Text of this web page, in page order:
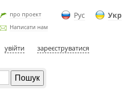
Рус Укр
про проект
Написати нам
увійти зареєструватися